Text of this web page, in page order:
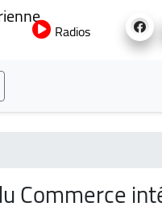
au
Radios
Commerce